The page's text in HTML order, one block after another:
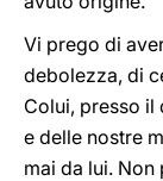
Vi prego di
debolezza, di
Colui, presso il
e delle nostre
mai da lui.